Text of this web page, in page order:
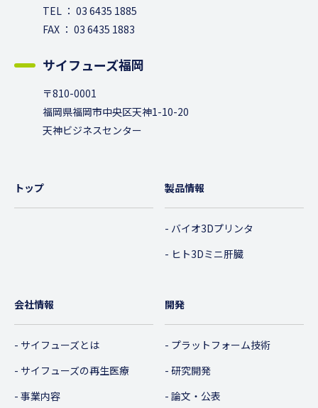
TEL ： 03 6435 1885
FAX ： 03 6435 1883
サイフューズ福岡
〒810-0001
福岡県福岡市中央区天神1-10-20
天神ビジネスセンター
トップ 製品情報
バイオ3Dプリンタ
ヒト3Dミニ肝臓
会社情報
サイフューズとは
サイフューズの再生医療
事業内容
開発
プラットフォーム技術
研究開発
論文・公表